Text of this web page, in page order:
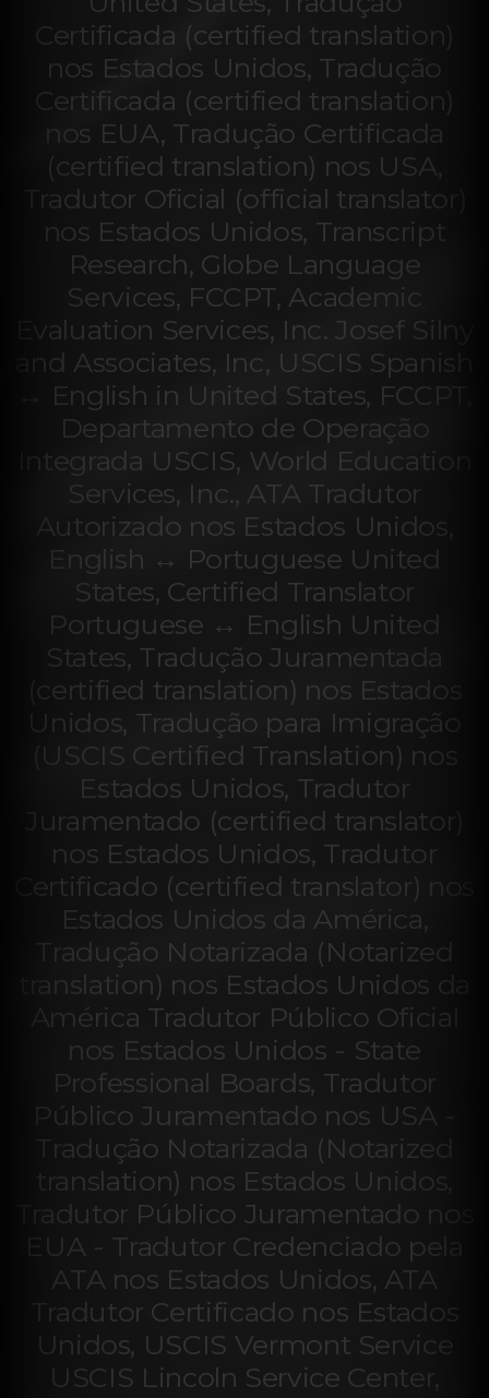
Certificada (certified translation)
nos Estados Unidos, Tradução
Certificada (certified translation)
nos EUA, Tradução Certificada
(certified translation) nos USA,
Tradutor Oficial (official translator)
nos Estados Unidos, Transcript
Research, Globe Language
Services, FCCPT, Academic
Evaluation Services, Inc. Josef Silny
and Associates, Inc, USCIS Spanish
↔ English in United States, FCCPT,
Departamento de Operação
Integrada USCIS, World Education
Services, Inc., ATA Tradutor
Autorizado nos Estados Unidos,
English ↔ Portuguese United
States, Certified Translator
Portuguese ↔ English United
States, Tradução Juramentada
(certified translation) nos Estados
Unidos, Tradução para Imigração
(USCIS Certified Translation) nos
Estados Unidos, Tradutor
Juramentado (certified translator)
nos Estados Unidos, Tradutor
Certificado (certified translator) nos
Estados Unidos da América,
Tradução Notarizada (Notarized
translation) nos Estados Unidos da
América Tradutor Público Oficial
nos Estados Unidos - State
Professional Boards, Tradutor
Público Juramentado nos USA -
Tradução Notarizada (Notarized
translation) nos Estados Unidos,
Tradutor Público Juramentado nos
EUA - Tradutor Credenciado pela
ATA nos Estados Unidos, ATA
Tradutor Certificado nos Estados
Unidos, USCIS Vermont Service
USCIS Lincoln Service Center,